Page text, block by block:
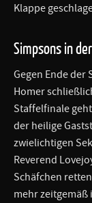
Klappe
Simpsons in
Gegen Ende der
Homer
Staffelfinale
der heilige
zwielichtigen
Reverend
Schäfchen
mehr